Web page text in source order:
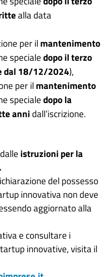
alla data
per il mantenimento
specialedopo il terzo
dal 18/12/2024),
per il mantenimento
specialedopo la
anni dall’iscrizione.
istruzioni per la
del possesso
innovativa non deve
aggiornato alla
e consultare i
innovative, visita il